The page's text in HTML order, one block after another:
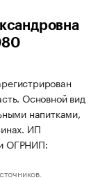
Основной вид
напитками,
ИП
ОГРНИП: